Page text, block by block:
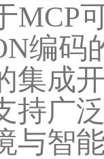
编
集成
持广
与智